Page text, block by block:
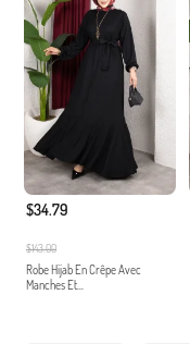
$34.79
$143.00
Robe Hijab En Crêpe Avec
Manches Et...